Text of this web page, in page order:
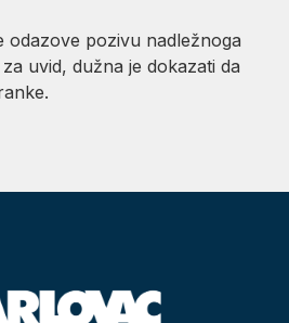
odazove pozivu nadležnoga
uvid, dužna je dokazati da